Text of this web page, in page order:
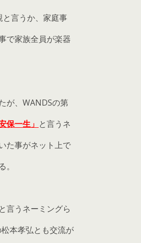
と言うか、家庭事
で家族全員が楽器
が、WANDSの第
保一生」 と言うネ
た事がネット上で
と言うネーミングら
松本孝弘とも交流が